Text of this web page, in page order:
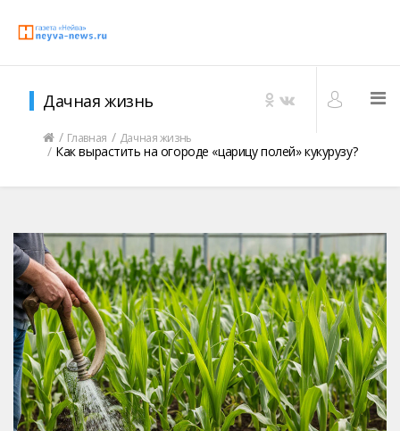
Дачная жизнь
Главная Дачная жизнь
Как вырастить на огороде «царицу полей» кукурузу?